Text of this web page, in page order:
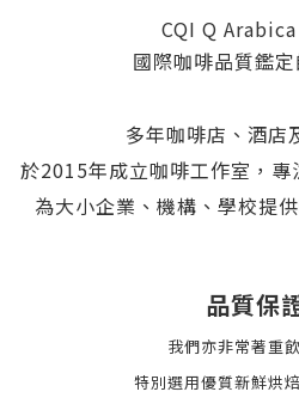
CQI Q
國際咖啡品質鑑
多年咖啡店、酒店
於2015年成立咖啡工作室，
為大小企業、機構、學校提
品質保
我們亦非常著重
特別選用優質新鮮烘